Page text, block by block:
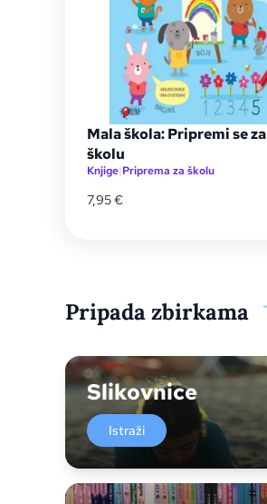
Mala škola: Pripremi se za
školu
Knjige|Priprema za školu
7,95€
Pripada zbirkama
Slikovnice
Istraži